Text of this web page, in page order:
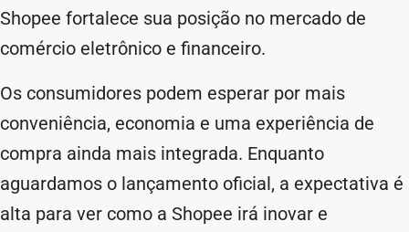
Shopee fortalece sua posição no mercado de
comércio eletrônico e financeiro.
Os consumidores podem esperar por mais
conveniência, economia e uma experiência de
compra ainda mais integrada. Enquanto
aguardamos o lançamento oficial, a expectativa é
alta para ver como a Shopee irá inovar e